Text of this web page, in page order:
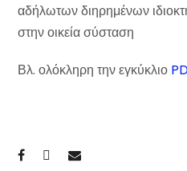
αδήλωτων διηρημένων
στην οικεία σύσταση
Βλ. ολόκληρη την εγκύκλιο